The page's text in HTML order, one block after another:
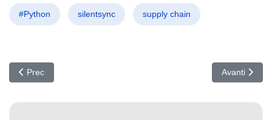
#Python silentsync supply chain
Articolo precedente: ShadowV2: La Nuova Botnet che Sfrutta
Prec Articolo
Avanti